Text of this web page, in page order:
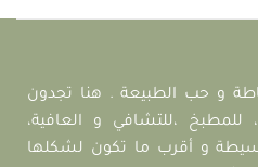
و حب الطبيعة . هنا تجدون
للمطبخ ،للتشافي و العافية،
و أقرب ما تكون لشكلها